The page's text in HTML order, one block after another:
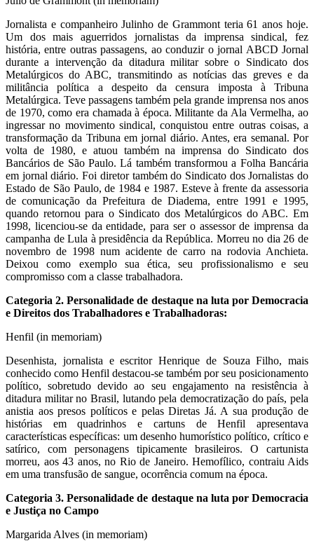
Jornalista e companheiro Julinho de Grammont teria 61 anos hoje.
Um dos mais aguerridos jornalistas da imprensa sindical, fez
história, entre outras passagens, ao conduzir o jornal ABCD Jornal
durante a intervenção da ditadura militar sobre o Sindicato dos
Metalúrgicos do ABC, transmitindo as notícias das greves e da
militância política a despeito da censura imposta à Tribuna
Metalúrgica. Teve passagens também pela grande imprensa nos anos
de 1970, como era chamada à época. Militante da Ala Vermelha, ao
ingressar no movimento sindical, conquistou entre outras coisas, a
transformação da Tribuna em jornal diário. Antes, era semanal. Por
volta de 1980, e atuou também na imprensa do Sindicato dos
Bancários de São Paulo. Lá também transformou a Folha Bancária
em jornal diário. Foi diretor também do Sindicato dos Jornalistas do
Estado de São Paulo, de 1984 e 1987. Esteve à frente da assessoria
de comunicação da Prefeitura de Diadema, entre 1991 e 1995,
quando retornou para o Sindicato dos Metalúrgicos do ABC. Em
1998, licenciou-se da entidade, para ser o assessor de imprensa da
campanha de Lula à presidência da República. Morreu no dia 26 de
novembro de 1998 num acidente de carro na rodovia Anchieta.
Deixou como exemplo sua ética, seu profissionalismo e seu
compromisso com a classe trabalhadora.
Categoria 2. Personalidade de destaque na luta por Democracia
e Direitos dos Trabalhadores e Trabalhadoras:
Henfil (in memoriam)
Desenhista, jornalista e escritor Henrique de Souza Filho, mais
conhecido como Henfil destacou-se também por seu posicionamento
político, sobretudo devido ao seu engajamento na resistência à
ditadura militar no Brasil, lutando pela democratização do país, pela
anistia aos presos políticos e pelas Diretas Já. A sua produção de
histórias em quadrinhos e cartuns de Henfil apresentava
características específicas: um desenho humorístico político, crítico e
satírico, com personagens tipicamente brasileiros. O cartunista
morreu, aos 43 anos, no Rio de Janeiro. Hemofílico, contraiu Aids
em uma transfusão de sangue, ocorrência comum na época.
Categoria 3. Personalidade de destaque na luta por Democracia
e Justiça no Campo
Margarida Alves (in memoriam)